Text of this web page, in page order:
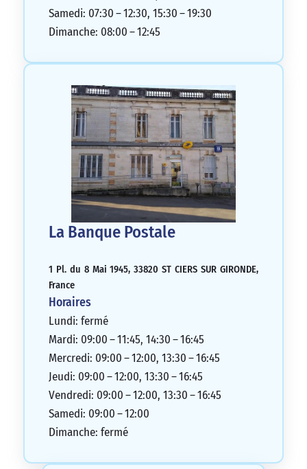
Samedi: 07:30 – 12:30, 15:30 – 19:30
Dimanche: 08:00 – 12:45
La Banque Postale
1 Pl. du 8 Mai 1945, 33820 ST CIERS SUR GIRONDE,
France
Horaires
Lundi: fermé
Mardi: 09:00 – 11:45, 14:30 – 16:45
Mercredi: 09:00 – 12:00, 13:30 – 16:45
Jeudi: 09:00 – 12:00, 13:30 – 16:45
Vendredi: 09:00 – 12:00, 13:30 – 16:45
Samedi: 09:00 – 12:00
Dimanche: fermé